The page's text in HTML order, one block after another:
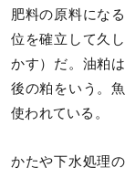
肥料の原料にな
位を確立して久
かす）だ。油粕
後の粕をいう。
使われている。
かたや下水処理